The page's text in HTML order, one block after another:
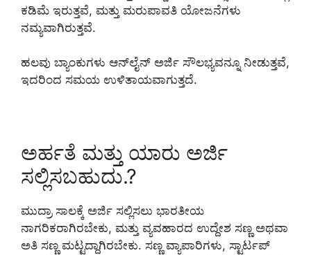
ಕಡಿಮೆ ಇರುತ್ತವೆ, ಮತ್ತು ಮರುಪಾವತಿ ಯೋಜನೆಗಳು
ನಮ್ಯವಾಗಿರುತ್ತವೆ.
ಹಲವು ಬ್ಯಾಂಕುಗಳು ಆನ್‌ಲೈನ್ ಅರ್ಜಿ ಸೌಲಭ್ಯವನ್ನೂ ನೀಡುತ್ತವೆ,
ಇದರಿಂದ ಸಮಯ ಉಳಿತಾಯವಾಗುತ್ತದೆ.
ಅರ್ಹತೆ ಮತ್ತು ಯಾರು ಅರ್ಜಿ
ಸಲ್ಲಿಸಬಹುದು.?
ಮುದ್ರಾ ಸಾಲಕ್ಕೆ ಅರ್ಜಿ ಸಲ್ಲಿಸಲು ಭಾರತೀಯ
ನಾಗರಿಕರಾಗಿರಬೇಕು, ಮತ್ತು ವ್ಯವಹಾರದ ಉದ್ದೇಶ ಸಣ್ಣ ಅಥವಾ
ಅತಿ ಸಣ್ಣ ಮಟ್ಟದ್ದಾಗಿರಬೇಕು. ಸಣ್ಣ ವ್ಯಾಪಾರಿಗಳು, ಸ್ಟಾರ್ಟಪ್